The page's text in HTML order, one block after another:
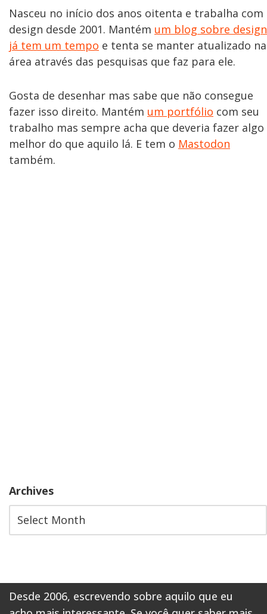
Nasceu no início dos anos oitenta e trabalha com
design desde 2001. Mantém um blog sobre design
já tem um tempo e tenta se manter atualizado na
área através das pesquisas que faz para ele.
Gosta de desenhar mas sabe que não consegue
fazer isso direito. Mantém um portfólio com seu
trabalho mas sempre acha que deveria fazer algo
melhor do que aquilo lá. E tem o Mastodon
também.
Archives
Desde 2006, escrevendo sobre aquilo que eu